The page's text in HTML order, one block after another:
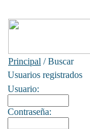
Principal / Buscar
Usuarios registrados
Usuario:
Contraseña: